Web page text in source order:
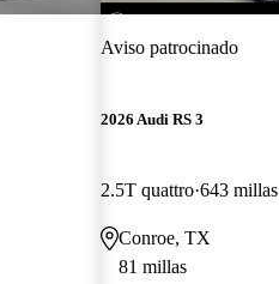
Aviso patrocinado
2026 Audi RS 3
2.5T quattro 643 millas
Conroe, TX
81 millas